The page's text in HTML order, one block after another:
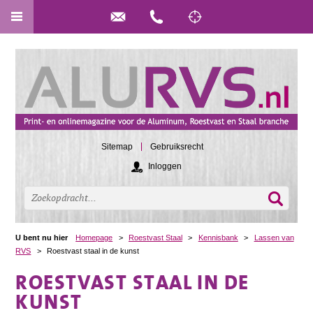
Sitemap
Gebruiksrecht
Inloggen
U bent nu hier Homepage > Roestvast Staal > Kennisbank >
Lassen van
RVS
> Roestvast staal in de kunst
ROESTVAST STAAL IN DE
KUNST